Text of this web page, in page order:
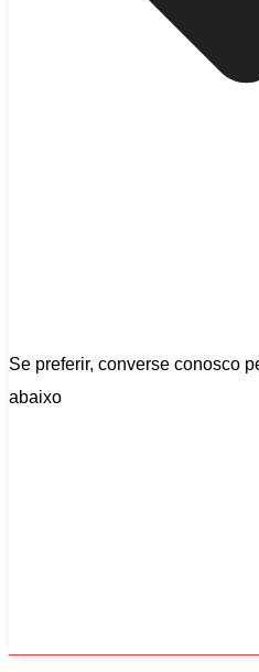
Se preferir, converse conosco
abaixo